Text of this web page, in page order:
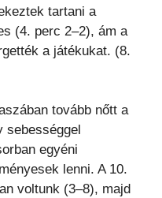
tartani a
(4. perc 2–2), ám a
a játékukat. (8.
tovább nőtt a
sebességgel
egyéni
lenni. A 10.
voltunk (3–8), majd